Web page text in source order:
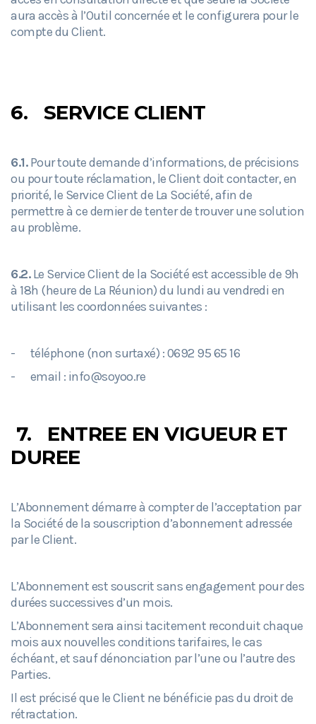
aura accès à l’Outil concernée et le configurera pour le
compte du Client.
6. SERVICE CLIENT
6.1.Pour toute demande d’informations, de précisions
ou pour toute réclamation, le Client doit contacter, en
priorité, le Service Client de La Société, afin de
permettre à ce dernier de tenter de trouver une solution
au problème.
6.2.Le Service Client de la Société est accessible de 9h
à 18h (heure de La Réunion) du lundi au vendredi en
utilisant les coordonnées suivantes :
- téléphone (non surtaxé) : 0692 95 65 16
- email : info@soyoo.re
7.
ENTREE EN VIGUEUR ET
DUREE
L’Abonnement démarre à compter de l’acceptation par
la Société de la souscription d’abonnement adressée
par le Client.
L’Abonnement est souscrit sans engagement pour des
durées successives d’un mois.
L’Abonnement sera ainsi tacitement reconduit chaque
mois aux nouvelles conditions tarifaires, le cas
échéant, et sauf dénonciation par l’une ou l’autre des
Parties.
Il est précisé que le Client ne bénéficie pas du droit de
rétractation.